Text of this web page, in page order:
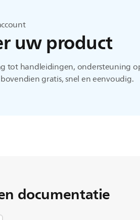
uw product
tot handleidingen, ondersteuning
gratis, snel en eenvoudig.
documentatie